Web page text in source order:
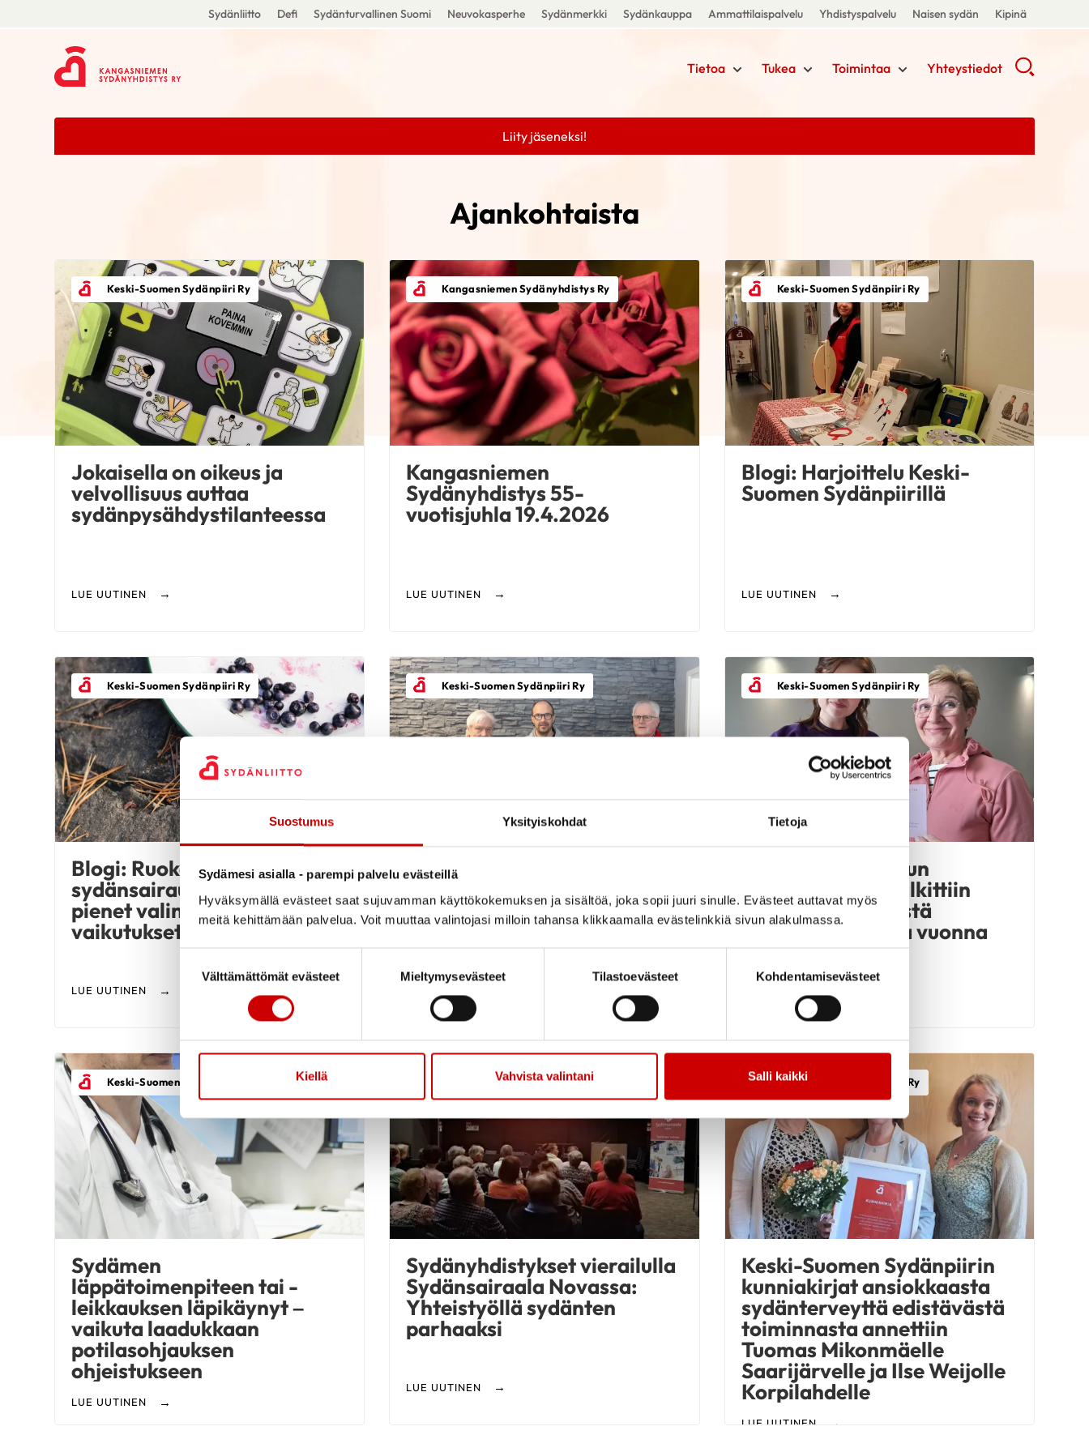
Suostumus Yksityiskohdat Tietoja
Sydämesi asialla - parempi palvelu evästeillä
Hyväksymällä evästeet saat sujuvamman käyttökokemuksen ja sisältöä, joka sopii juuri sinulle. Evästeet auttavat myös
meitä kehittämään palvelua. Voit muuttaa valintojasi milloin tahansa klikkaamalla evästelinkkiä sivun alakulmassa.
Välttämättömät evästeet
Mieltymysevästeet Tilastoevästeet Kohdentamisevästeet
Kiellä Vahvista valintani Salli kaikki
Sydänliitto Defi Sydänturvallinen Suomi Neuvokasperhe Sydänmerkki Sydänkauppa Ammattilaispalvelu Yhdistyspalvelu Naisen sydän Kipinä
Tietoa Tukea Toimintaa Yhteystiedot
Liity jäseneksi!
Ajankohtaista
Keski-Suomen Sydänpiiri Ry
Jokaisella on oikeus ja
velvollisuus auttaa
sydänpysähdystilanteessa
LUE UUTINEN
Kangasniemen Sydänyhdistys Ry
Kangasniemen
Sydänyhdistys 55-
vuotisjuhla 19.4.2026
LUE UUTINEN
Keski-Suomen Sydänpiiri Ry
Blogi: Harjoittelu Keski-
Suomen Sydänpiirillä
LUE UUTINEN
Keski-Suomen Sydänpiiri Ry
Blogi: Ruokavalio
sydänsairauksien hoidossa –
pienet valinnat, suuret
vaikutukset
LUE UUTINEN
Keski-Suomen Sydänpiiri Ry
Liikunta- ja
hyvinvointikeskus Buugille
tunnustusta sydänterveyden
edistämisestä
Keski-Suomen Sydänpiiri Ry
Saarijärven Seudun
Sydänyhdistys palkittiin
menestyksekkäästä
jäsenhankinnasta vuonna
2024
Keski-Suomen Sydänpiiri Ry
Sydämen
läppätoimenpiteen tai -
leikkauksen läpikäynyt –
vaikuta laadukkaan
potilasohjauksen
ohjeistukseen
LUE UUTINEN
Keski-Suomen Sydänpiiri Ry
Sydänyhdistykset vierailulla
Sydänsairaala Novassa:
Yhteistyöllä sydänten
parhaaksi
LUE UUTINEN
Keski-Suomen Sydänpiiri Ry
Keski-Suomen Sydänpiirin
kunniakirjat ansiokkaasta
sydänterveyttä edistävästä
toiminnasta annettiin
Tuomas Mikonmäelle
Saarijärvelle ja Ilse Weijolle
Korpilahdelle
LUE UUTINEN